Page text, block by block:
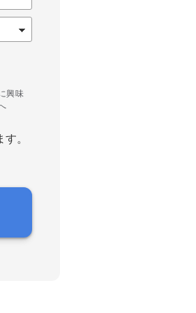
興味
。